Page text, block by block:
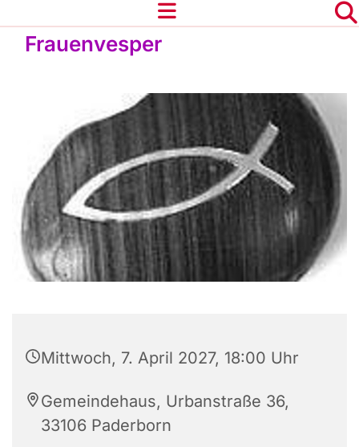
Frauenvesper
Mittwoch, 7. April 2027, 18:00 Uhr
Gemeindehaus, Urbanstraße 36,
33106 Paderborn